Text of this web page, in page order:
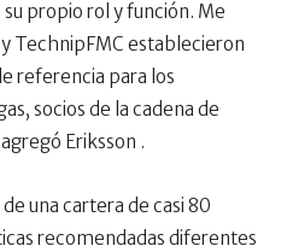
propio rol y función. Me
TechnipFMC establecieron
referencia para los
socios de la cadena de
Eriksson .
una cartera de casi 80
recomendadas diferentes